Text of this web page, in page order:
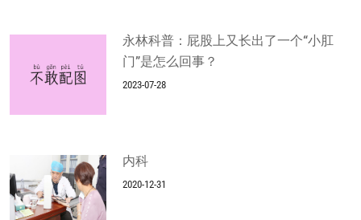
永林科普：屁股上又长出了一个“小肛
门”是怎么回事？
2023-07-28
内科
2020-12-31